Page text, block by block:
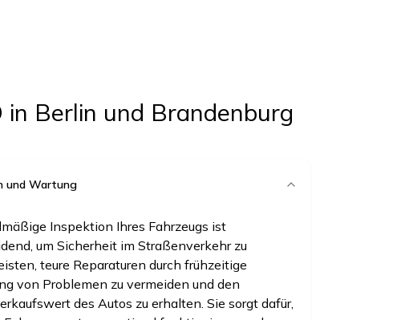
in Berlin und Brandenburg
und Wartung
Inspektion Ihres Fahrzeugs ist
um Sicherheit im Straßenverkehr zu
teure Reparaturen durch frühzeitige
von Problemen zu vermeiden und den
des Autos zu erhalten. Sie sorgt dafür,